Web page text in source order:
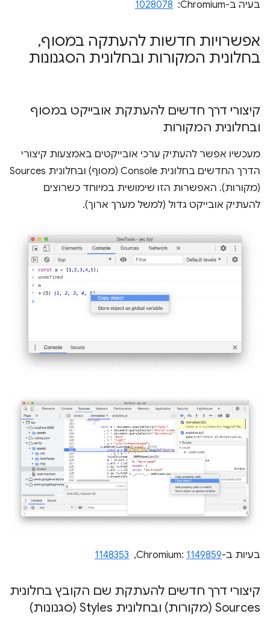
בעיה ב-Chromium: ‏ 1028078
אפשרויות חדשות להעתקה במסוף,
בחלונית המקורות ובחלונית הסגנונות
קיצורי דרך חדשים להעתקת אובייקט במסוף
ובחלונית המקורות
מעכשיו אפשר להעתיק ערכי אובייקטים באמצעות קיצורי
הדרך החדשים בחלונית Console (מסוף) ובחלונית Sources
(מקורות). האפשרות הזו שימושית במיוחד כשרוצים
להעתיק אובייקט גדול (למשל מערך ארוך).
בעיות ב-Chromium:1149859
, ‏
1148353
קיצורי דרך חדשים להעתקת שם הקובץ בחלונית
Sources (מקורות) ובחלונית Styles (סגנונות)